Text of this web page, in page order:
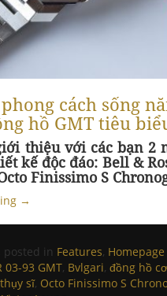
cách sống
hồ GMT tiêu
thiệu với các bạn 2
kế độc đáo: Bell &
Finissimo S
→
posted in Features,
03-93 GMT, Bvlgari, đồng hồ
sĩ, Octo Finissimo S